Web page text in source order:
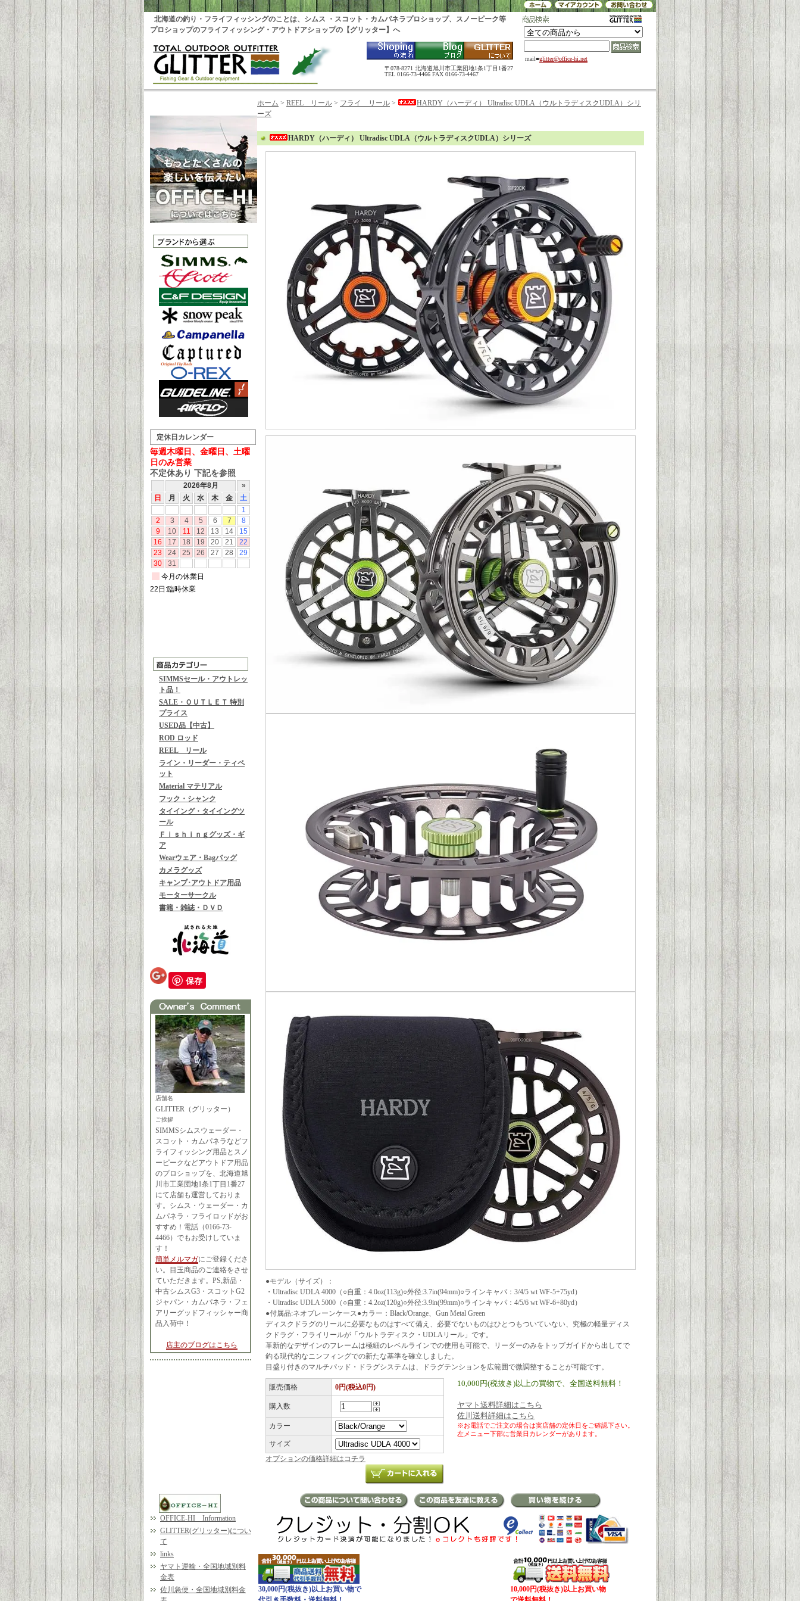
mail■glitter@office-hi.net
北海道の釣り・フライフィッシングのことは、シムス ・スコット・カムパネラプロショップ、スノーピーク等
プロショップのフライフィッシング・アウトドアショップの【グリッター】へ
〒078-8271 北海道旭川市工業団地1条1丁目1番27
TEL 0166-73-4466 FAX 0166-73-4467
定休日カレンダー
毎週木曜日、金曜日、土曜
日のみ営業
不定休あり 下記を参照
SIMMSセール・アウトレッ
ト品！
SALE・ＯＵＴＬＥＴ 特別
プライス
USED品【中古】
ROD ロッド
REEL リール
ライン・リーダー・ティペ
ット
Material マテリアル
フック・シャンク
タイイング・タイイングツ
ール
Ｆｉｓｈｉｎｇグッズ・ギ
ア
Wearウェア・Bagバッグ
カメラグッズ
キャンプ･アウトドア用品
モーターサークル
書籍・雑誌・ＤＶＤ
保存
店舗名
GLITTER（グリッター）
ご挨拶
SIMMSシムスウェーダー・
スコット・カムパネラなどフ
ライフィッシング用品とスノ
ーピークなどアウトドア用品
のプロショップを、北海道旭
川市工業団地1条1丁目1番27
にて店舗も運営しておりま
す。シムス・ウェーダー・カ
ムパネラ・フライロッドがお
すすめ！電話（0166-73-
4466）でもお受けしていま
す！
簡単メルマガにご登録くださ
い。目玉商品のご連絡をさせ
ていただきます。PS,新品・
中古シムスG3・スコットG2
ジャパン・カムパネラ・フェ
アリーグッドフィッシャー商
品入荷中！
店主のブログはこちら
OFFICE-HI Information
GLITTER(グリッター)につい
て
links
ヤマト運輸・全国地域別料
金表
佐川急便・全国地域別料金
ホーム > REEL リール > フライ リール >
HARDY（ハーディ） Ultradisc UDLA（ウルトラディスクUDLA）シリ
ーズ
HARDY（ハーディ） Ultradisc UDLA（ウルトラディスクUDLA）シリーズ
●モデル（サイズ）：
・Ultradisc UDLA 4000（○自重：4.0oz(113g)○外径:3.7in(94mm)○ラインキャパ：3/4/5 wt WF-5+75yd）
・Ultradisc UDLA 5000（○自重：4.2oz(120g)○外径:3.9in(99mm)○ラインキャパ：4/5/6 wt WF-6+80yd）
●付属品:ネオプレーンケース●カラー：Black/Orange、Gun Metal Green
ディスクドラグのリールに必要なものはすべて備え、必要でないものはひとつもついていない、究極の軽量ディス
クドラグ・フライリールが「ウルトラディスク・UDLAリール」です。
革新的なデザインのフレームは極細のレベルラインでの使用も可能で、リーダーのみをトップガイドから出してで
釣る現代的なニンフィングでの新たな基準を確立しました。
目盛り付きのマルチパッド・ドラグシステムは、ドラグテンションを広範囲で微調整することが可能です。
販売価格 0円(税込0円)
購入数
カラー
サイズ
オプションの価格詳細はコチラ
10,000円(税抜き)以上の買物で、全国送料無料！
ヤマト送料詳細はこちら
佐川送料詳細はこちら
※お電話でご注文の場合は実店舗の定休日をご確認下さい。
左メニュー下部に営業日カレンダーがあります。
30,000円(税抜き)以上お買い物で
10,000円(税抜き)以上お買い物